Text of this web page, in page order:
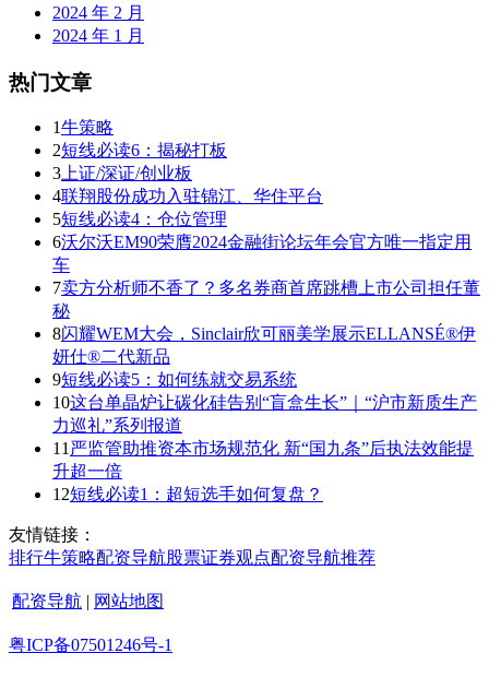
2024 年 2 月
2024 年 1 月
热门文章
1牛策略
2短线必读6：揭秘打板
3上证/深证/创业板
4联翔股份成功入驻锦江、华住平台
5短线必读4：仓位管理
6沃尔沃EM90荣膺2024金融街论坛年会官方唯一指定用
车
7卖方分析师不香了？多名券商首席跳槽上市公司担任董
秘
8闪耀WEM大会，Sinclair欣可丽美学展示ELLANSÉ®伊
妍仕®二代新品
9短线必读5：如何练就交易系统
10这台单晶炉让碳化硅告别“盲盒生长”｜“沪市新质生产
力巡礼”系列报道
11严监管助推资本市场规范化 新“国九条”后执法效能提
升超一倍
12短线必读1：超短选手如何复盘？
友情链接：
排行牛策略配资导航股票证券观点配资导航推荐
配资导航 网站地图
粤ICP备07501246号-1